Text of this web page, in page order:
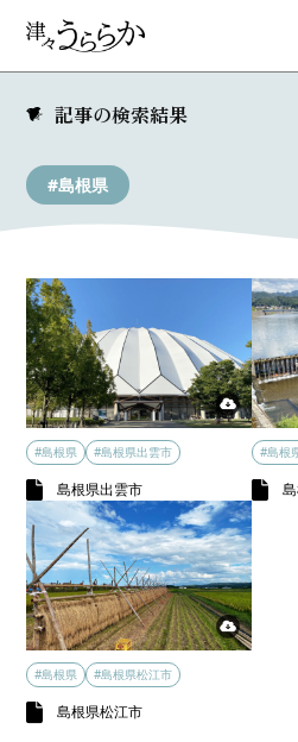
記事の検索結果
#島根県
#島根県 #島根県出雲市
島根県出雲市
#島根
#島根県 #島根県松江市
島根県松江市